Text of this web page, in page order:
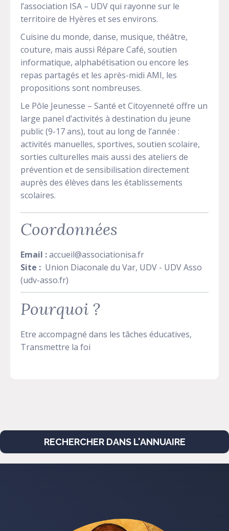
l’association ISA – UDV qui rayonne sur le
territoire de Hyères et ses environs.
Cuisine du monde, danse, musique, théâtre,
couture, mais aussi Répare Café, soutien
informatique, alphabétisation ou encore les
repas partagés et les après-midi AMI, les
propositions sont nombreuses.
Le Pôle Jeunesse – Santé et Citoyenneté offre un
large panel d’activités à destination du jeune
public (9-17 ans), tout au long de l’année :
activités manuelles, sportives, soutien scolaire,
sorties culturelles mais aussi des ateliers de
prévention et de sensibilisation directement
auprès des élèves dans les établissements
scolaires.
Coordonnées
Email :accueil@associationisa.fr
Site : Union Diaconale du Var, UDV - UDV Asso
(udv-asso.fr)
Pourquoi ?
Etre accompagné dans les tâches éducatives,
Transmettre la foi
RECHERCHER DANS L'ANNUAIRE